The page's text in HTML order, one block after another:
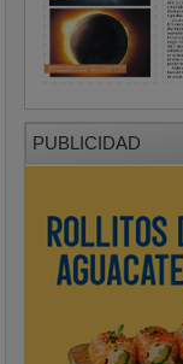
PUBLICIDAD